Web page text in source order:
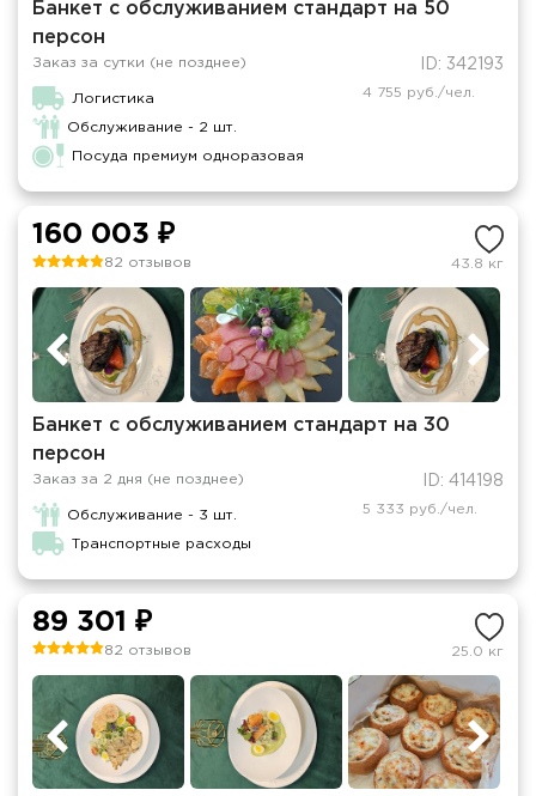
Банкет с обслуживанием стандарт на 50
персон
Заказ за сутки (не позднее) ID: 342193
Логистика
Обслуживание - 2 шт.
Посуда премиум одноразовая
4 755 руб./чел.
160 003 ₽
82 отзывов 43.8 кг
Банкет с обслуживанием стандарт на 30
персон
Заказ за 2 дня (не позднее) ID: 414198
Обслуживание - 3 шт.
Транспортные расходы
5 333 руб./чел.
89 301 ₽
82 отзывов 25.0 кг